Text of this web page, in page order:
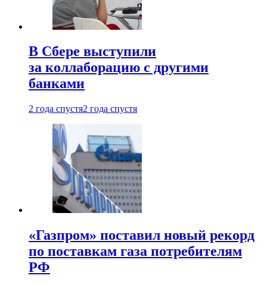
В Сбере выступили
за коллаборацию с другими
банками
2 года спустя2 года спустя
«Газпром» поставил новый рекорд
по поставкам газа потребителям
РФ